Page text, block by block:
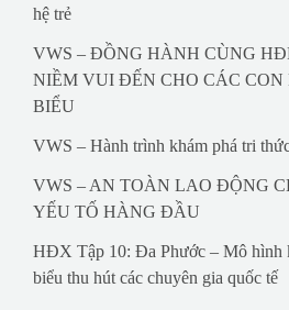
hệ trẻ
VWS – ĐỒNG HÀNH CÙNG
NIỀM VUI ĐẾN CHO CÁC CON
BIỂU
VWS – Hành trình khám phá tri
VWS – AN TOÀN LAO ĐỘNG
YẾU TỐ HÀNG ĐẦU
HĐX Tập 10: Đa Phước – Mô hình
biểu thu hút các chuyên gia quốc tế